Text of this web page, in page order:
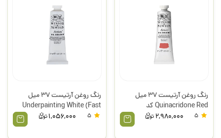
رنگ روغن آرتیست 37 میل
Quinacridone Red کد
548سری 4 وینزور
2,980,000
رنگ روغن آرتیست 37 میل
Underpainting White (Fast
Drying) کد 674 سری 1 وینزور
1,056,000